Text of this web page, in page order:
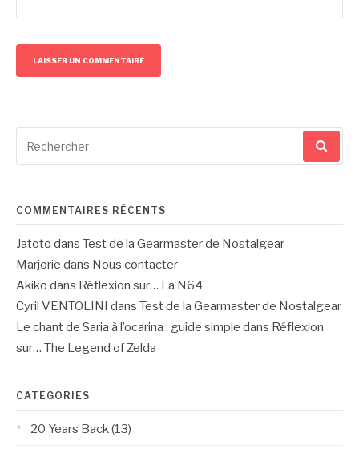
pour
COMMENTAIRES RÉCENTS
Jatoto dans Test de la Gearmaster de Nostalgear
Marjorie dans Nous contacter
Akiko dans Réflexion sur… La N64
Cyril VENTOLINI dans Test de la Gearmaster de Nostalgear
Le chant de Saria à l’ocarina : guide simple dans Réflexion
sur… The Legend of Zelda
CATÉGORIES
20 Years Back(13)